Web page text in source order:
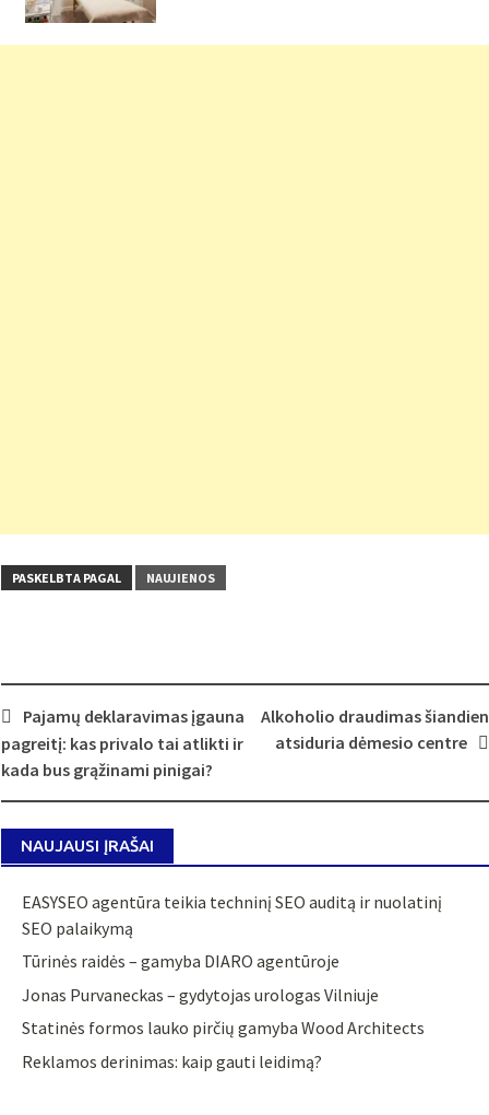
PASKELBTA PAGAL NAUJIENOS
Post
navigation
Pajamų deklaravimas įgauna
pagreitį: kas privalo tai atlikti ir
kada bus grąžinami pinigai?
Alkoholio draudimas šiandien
atsiduria dėmesio centre
NAUJAUSI ĮRAŠAI
EASYSEO agentūra teikia techninį SEO auditą ir nuolatinį
SEO palaikymą
Tūrinės raidės – gamyba DIARO agentūroje
Jonas Purvaneckas – gydytojas urologas Vilniuje
Statinės formos lauko pirčių gamyba Wood Architects
Reklamos derinimas: kaip gauti leidimą?